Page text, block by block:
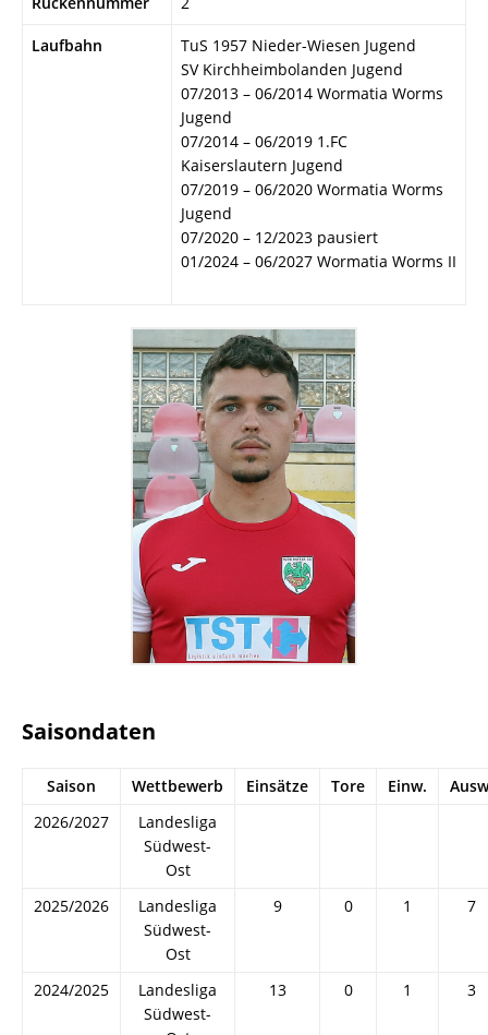
Laufbahn
TuS 1957 Nieder-Wiesen Jugend
SV Kirchheimbolanden Jugend
07/2013 – 06/2014 Wormatia Worms
Jugend
07/2014 – 06/2019 1.FC
Kaiserslautern Jugend
07/2019 – 06/2020 Wormatia Worms
Jugend
07/2020 – 12/2023 pausiert
01/2024 – 06/2027 Wormatia Worms II
Saisondaten
Saison Wettbewerb Einsätze Tore Einw.
2026/2027
Landesliga
Südwest-
Ost
2025/2026
Landesliga
Südwest-
Ost
9 0 1 7
2024/2025
Landesliga
Südwest-
13 0 1 3